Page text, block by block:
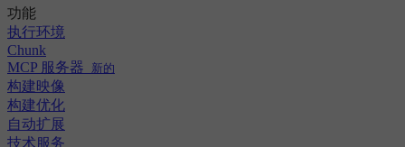
功能
执行环境
Chunk
MCP 服务器
新的
构建映像
构建优化
自动扩展
技术服务